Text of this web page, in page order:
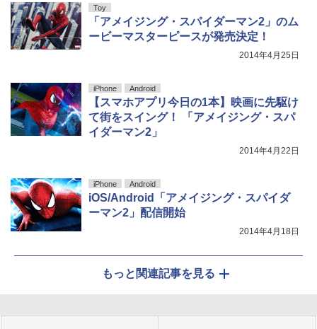
Toy
「アメイジング・スパイダーマン2」のム
ービーマスターピースが発売決定！
2014年4月25日
iPhone Android
【スマホアプリ今日の1本】映画に先駆け
て街をスイング！ 「アメイジング・スパ
イダーマン2」
2014年4月22日
iPhone Android
iOS/Android「アメイジング・スパイダ
ーマン2」配信開始
2014年4月18日
もっと関連記事を見る